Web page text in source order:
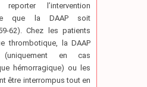
l’intervention
que la DAAP soit
62). Chez les patients
thrombotique, la DAAP
en cas
hémorragique) ou les
être interrompus tout en